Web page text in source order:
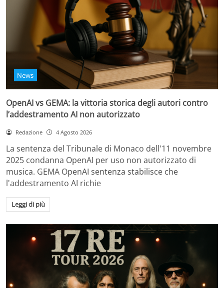
News
OpenAI vs GEMA: la vittoria storica degli autori contro
l’addestramento AI non autorizzato
Redazione 4 Agosto 2026
La sentenza del Tribunale di Monaco dell'11 novembre
2025 condanna OpenAI per uso non autorizzato di
musica. GEMA OpenAI sentenza stabilisce che
l'addestramento AI richie
Leggi di più